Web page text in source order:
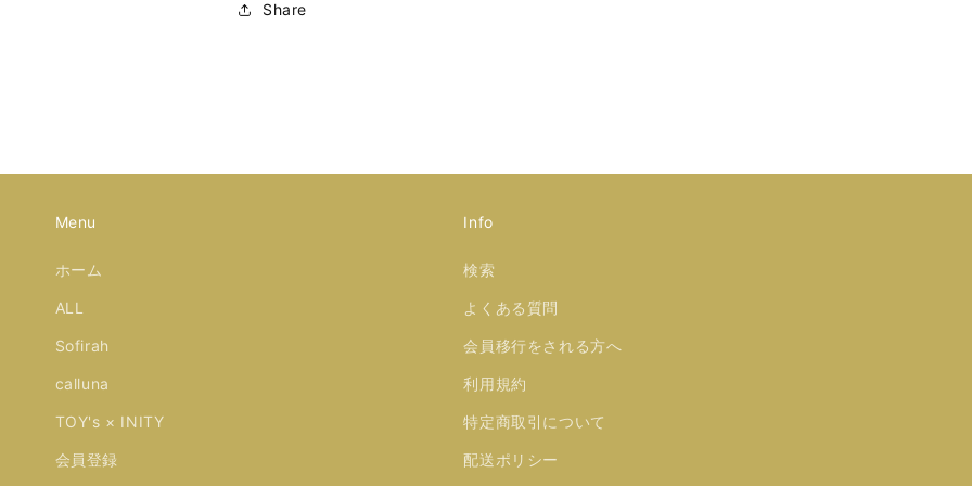
Share
Menu
ホーム
ALL
Sofirah
calluna
TOY's × INITY
会員登録
Info
検索
よくある質問
会員移行をされる方へ
利用規約
特定商取引について
配送ポリシー